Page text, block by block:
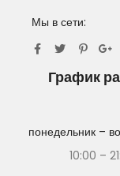
Мы в сети:
График
понедельник –
10:00 –